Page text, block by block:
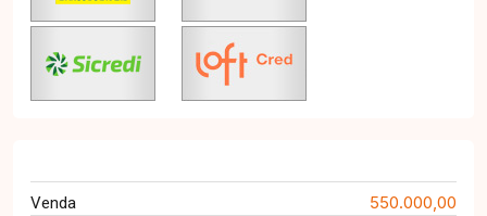
Venda 550.000,00